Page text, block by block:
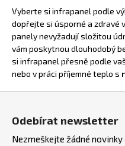
Vyberte si infrapanel podle
dopřejte si úsporné a zdravé
panely nevyžadují složitou
vám poskytnou dlouhodobý
si infrapanel přesně podle
nebo v práci příjemné teplo s
Odebírat newsletter
Nezmeškejte žádné